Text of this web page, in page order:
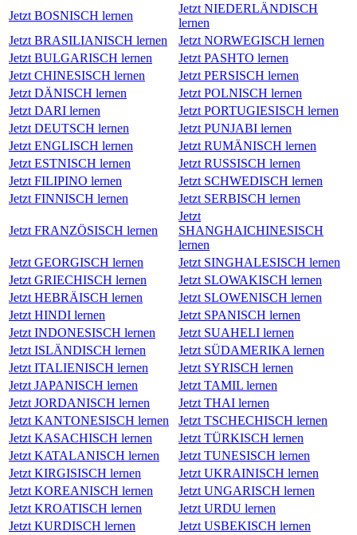
Jetzt BOSNISCH lernen
Jetzt NIEDERLÄNDISCH
lernen
Jetzt BRASILIANISCH lernen
Jetzt NORWEGISCH lernen
Jetzt BULGARISCH lernen
Jetzt PASHTO lernen
Jetzt CHINESISCH lernen
Jetzt PERSISCH lernen
Jetzt DÄNISCH lernen
Jetzt POLNISCH lernen
Jetzt DARI lernen
Jetzt PORTUGIESISCH lernen
Jetzt DEUTSCH lernen
Jetzt PUNJABI lernen
Jetzt ENGLISCH lernen
Jetzt RUMÄNISCH lernen
Jetzt ESTNISCH lernen
Jetzt RUSSISCH lernen
Jetzt FILIPINO lernen
Jetzt SCHWEDISCH lernen
Jetzt FINNISCH lernen
Jetzt SERBISCH lernen
Jetzt FRANZÖSISCH lernen
Jetzt
SHANGHAICHINESISCH
lernen
Jetzt GEORGISCH lernen
Jetzt SINGHALESISCH lernen
Jetzt GRIECHISCH lernen
Jetzt SLOWAKISCH lernen
Jetzt HEBRÄISCH lernen
Jetzt SLOWENISCH lernen
Jetzt HINDI lernen
Jetzt SPANISCH lernen
Jetzt INDONESISCH lernen
Jetzt SUAHELI lernen
Jetzt ISLÄNDISCH lernen
Jetzt SÜDAMERIKA lernen
Jetzt ITALIENISCH lernen
Jetzt SYRISCH lernen
Jetzt JAPANISCH lernen
Jetzt TAMIL lernen
Jetzt JORDANISCH lernen
Jetzt THAI lernen
Jetzt KANTONESISCH lernen
Jetzt TSCHECHISCH lernen
Jetzt KASACHISCH lernen
Jetzt TÜRKISCH lernen
Jetzt KATALANISCH lernen
Jetzt TUNESISCH lernen
Jetzt KIRGISISCH lernen
Jetzt UKRAINISCH lernen
Jetzt KOREANISCH lernen
Jetzt UNGARISCH lernen
Jetzt KROATISCH lernen
Jetzt URDU lernen
Jetzt KURDISCH lernen
Jetzt USBEKISCH lernen